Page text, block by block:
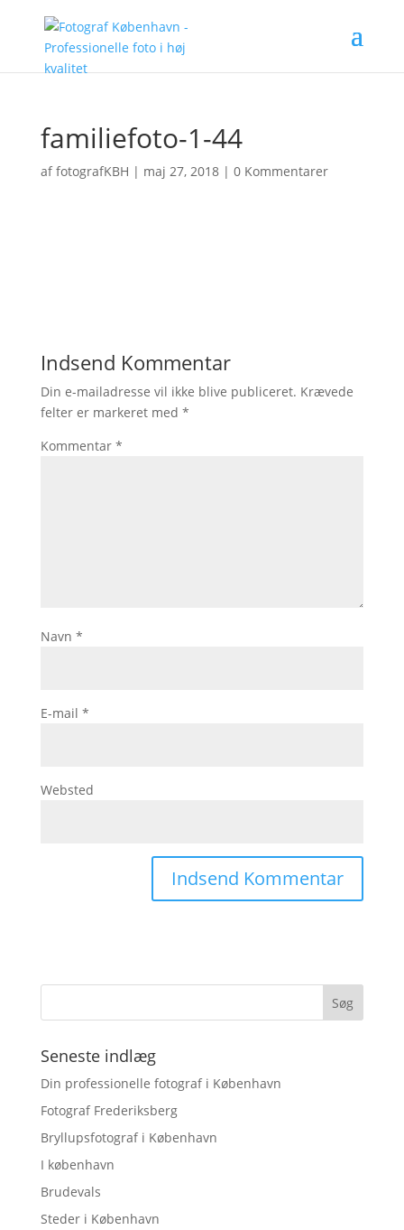
familiefoto-1-44
affotografKBH | maj 27, 2018| 0 Kommentarer
Indsend Kommentar
Din e-mailadresse vil ikke blive publiceret. Krævede
felter er markeret med *
Kommentar *
Navn *
E-mail *
Websted
Seneste indlæg
Din professionelle fotograf i København
Fotograf Frederiksberg
Bryllupsfotograf i København
I københavn
Brudevals
Steder i København